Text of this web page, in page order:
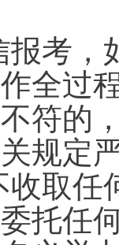
报考，
全过
符的
规定
收取任
托任